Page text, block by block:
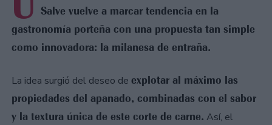
Salve vuelve a marcar tendencia en la
gastronomía porteña con una propuesta tan simple
como innovadora: la milanesa de entraña.
La idea surgió del deseo de explotar al máximo las
propiedades del apanado, combinadas con el sabor
y la textura única de este corte de carne. Así, el